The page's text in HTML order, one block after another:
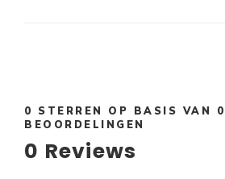
0 STERREN OP BASIS VAN 0
BEOORDELINGEN
0 Reviews